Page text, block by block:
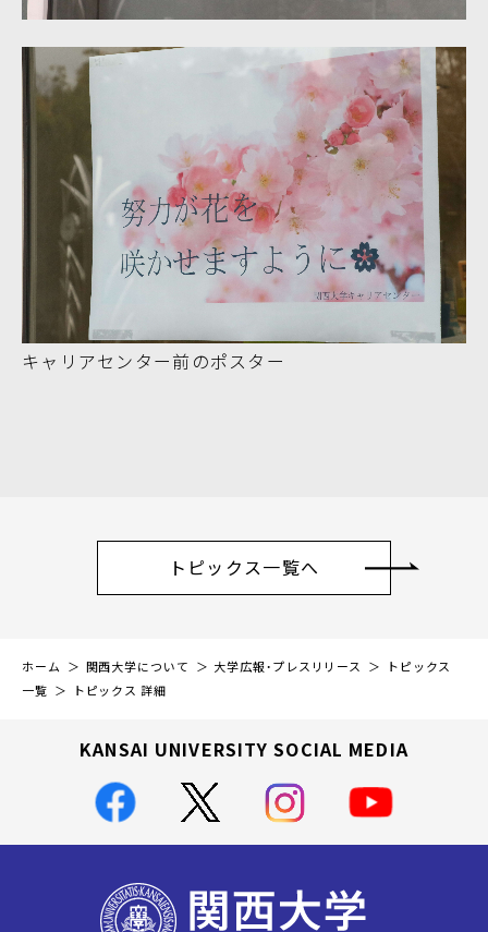
キャリアセンター前のポスター
トピックス一覧へ
ホーム 関西大学について 大学広報・プレスリリース
トピックス
一覧
トピックス 詳細
KANSAI UNIVERSITY SOCIAL MEDIA